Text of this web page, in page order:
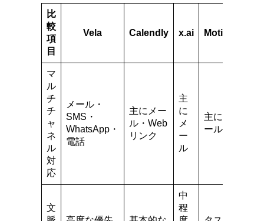
比
較
項
目
Vela Calendly x.ai Motion
マ
ル
チ
チ
ャ
ネ
ル
対
応
メール・
SMS・
WhatsApp・
電話
主にメー
ル・Web
リンク
主
に
メ
ー
ル
主にメ
ール
文
中
程